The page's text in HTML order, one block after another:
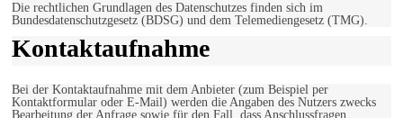
Die rechtlichen Grundlagen des Datenschutzes finden sich im
Bundesdatenschutzgesetz (BDSG) und dem Telemediengesetz (TMG).
Kontaktaufnahme
Bei der Kontaktaufnahme mit dem Anbieter (zum Beispiel per
Kontaktformular oder E-Mail) werden die Angaben des Nutzers zwecks
Bearbeitung der Anfrage sowie für den Fall, dass Anschlussfragen